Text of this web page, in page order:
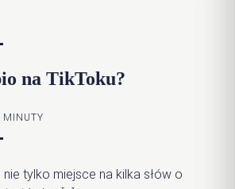
na TikToku?
MINUTY
tylko miejsce na kilka słów o